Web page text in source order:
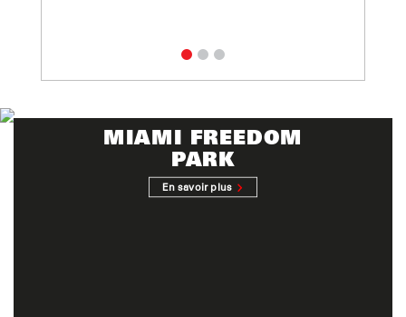
MIAMI FREEDOM
PARK
En savoir plus